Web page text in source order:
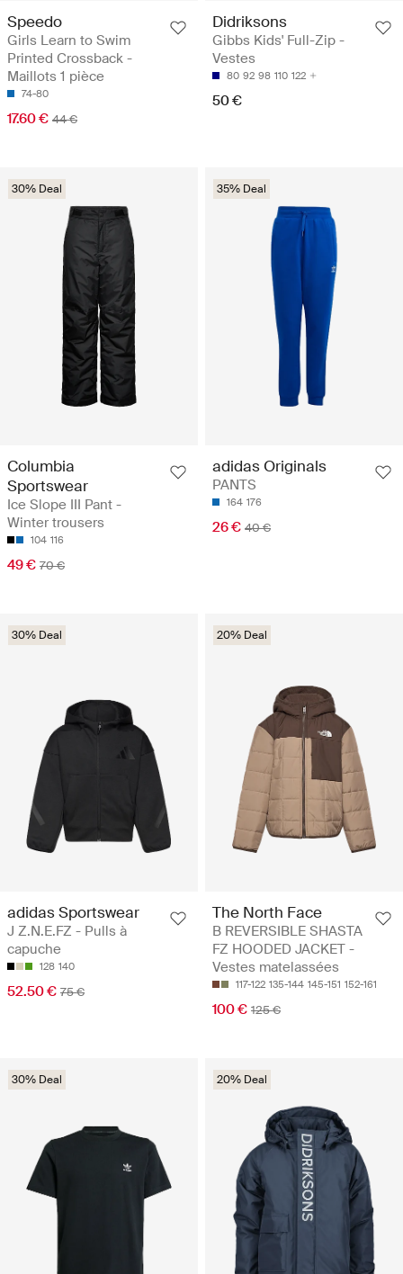
Speedo
Girls Learn to Swim
Printed Crossback -
Maillots 1 pièce
74-80
17.60 € 44 €
Didriksons
Gibbs Kids' Full-Zip -
Vestes
80 92 98 110 122
50 €
30% Deal
Columbia
Sportswear
Ice Slope III Pant -
Winter trousers
104 116
49 € 70 €
35% Deal
adidas Originals
PANTS
164 176
26 € 40 €
30% Deal
adidas Sportswear
J Z.N.E.FZ - Pulls à
capuche
128 140
52.50 € 75 €
20% Deal
The North Face
B REVERSIBLE SHASTA
FZ HOODED JACKET -
Vestes matelassées
117-122 135-144 145-151 152-161
100 € 125 €
30% Deal 20% Deal